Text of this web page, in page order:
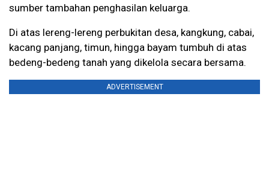
sumber tambahan penghasilan keluarga.
Di atas lereng-lereng perbukitan desa, kangkung, cabai,
kacang panjang, timun, hingga bayam tumbuh di atas
bedeng-bedeng tanah yang dikelola secara bersama.
ADVERTISEMENT